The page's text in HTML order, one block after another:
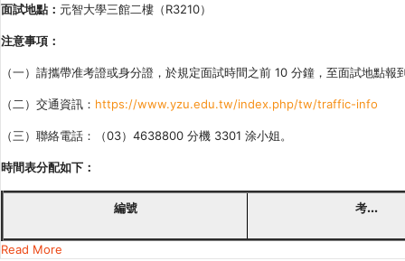
面試地點： 元智大學三館二樓（R3210）
注意事項：
（一）請攜帶准考證或身分證，於規定面試時間之前 10 分鐘，至面試地點報
（二）交通資訊： https://www.yzu.edu.tw/index.php/tw/traffic-info
（三）聯絡電話：（03）4638800 分機 3301 涂小姐。
時間表分配如下：
編號 考...
Read More